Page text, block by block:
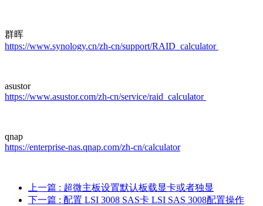
群晖
https://www.synology.cn/zh-cn/support/RAID_calculator
asustor
https://www.asustor.com/zh-cn/service/raid_calculator
qnap
https://enterprise-nas.qnap.com/zh-cn/calculator
上一篇 : 超微主板设置默认板载显卡或者独显
下一篇 : 配置 LSI 3008 SAS卡 LSI SAS 3008配置操作